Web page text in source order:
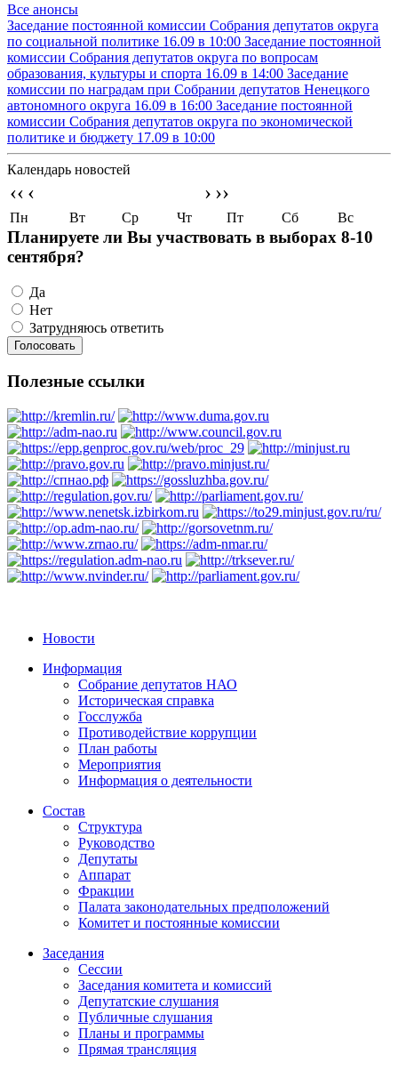
Все анонсы
Заседание постоянной комиссии Собрания депутатов округа
по социальной политике 16.09 в 10:00 Заседание постоянной
комиссии Собрания депутатов округа по вопросам
образования, культуры и спорта 16.09 в 14:00 Заседание
комиссии по наградам при Собрании депутатов Ненецкого
автономного округа 16.09 в 16:00 Заседание постоянной
комиссии Собрания депутатов округа по экономической
политике и бюджету 17.09 в 10:00
Календарь новостей
‹‹ ‹ › ››
Пн Вт Ср Чт Пт Сб Вс
Планируете ли Вы участвовать в выборах 8-10
сентября?
Да
Нет
Затрудняюсь ответить
Полезные ссылки
Новости
Информация
Собрание депутатов НАО
Историческая справка
Госслужба
Противодействие коррупции
План работы
Мероприятия
Информация о деятельности
Состав
Структура
Руководство
Депутаты
Аппарат
Фракции
Палата законодательных предположений
Комитет и постоянные комиссии
Заседания
Сессии
Заседания комитета и комиссий
Депутатские слушания
Публичные слушания
Планы и программы
Прямая трансляция